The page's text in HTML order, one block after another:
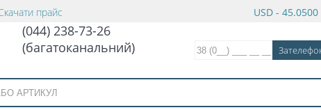
USD - 45.0500
прайс
(044) 238-73-26
(багатоканальний)